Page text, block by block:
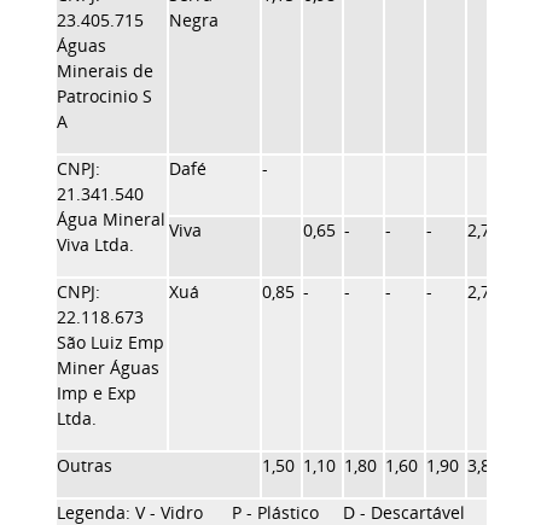
23.405.715
Águas
Minerais de
Patrocinio S
A
Negra
CNPJ:
21.341.540
Água Mineral
Viva Ltda.
Dafé -
Viva 0,65 - - - 2,76
CNPJ:
22.118.673
São Luiz Emp
Miner Águas
Imp e Exp
Ltda.
Xuá 0,85 - - - - 2,76
Outras 1,50 1,10 1,80 1,60 1,90 3,80
Legenda: V - Vidro P - Plástico D - Descartável R -